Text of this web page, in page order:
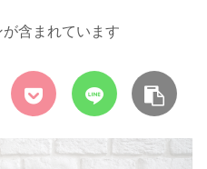
含まれています